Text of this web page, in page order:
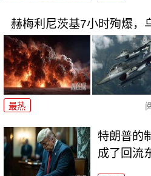
赫梅利尼茨基7小时殉爆，
最热
特朗普的
成了回流